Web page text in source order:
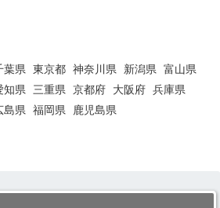
葉県 東京都 神奈川県 新潟県 富山県
知県 三重県 京都府 大阪府 兵庫県
島県 福岡県 鹿児島県